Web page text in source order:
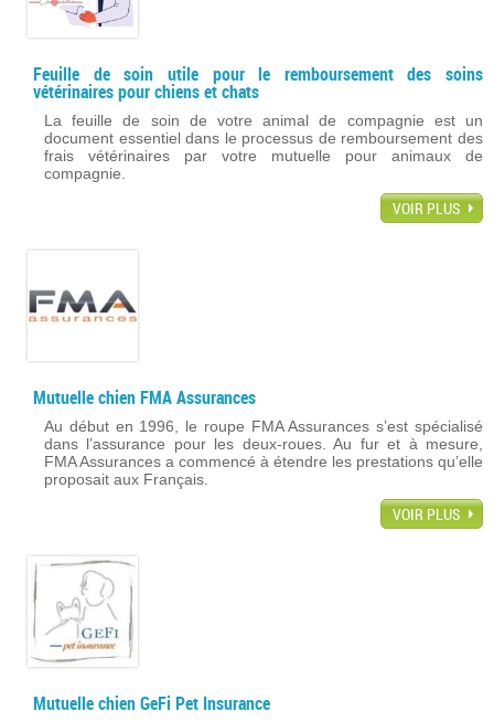
Feuille de soin utile pour le remboursement des soins
vétérinaires pour chiens et chats
La feuille de soin de votre animal de compagnie est un
document essentiel dans le processus de remboursement des
frais vétérinaires par votre mutuelle pour animaux de
compagnie.
VOIR PLUS
Mutuelle chien FMA Assurances
Au début en 1996, le roupe FMA Assurances s’est spécialisé
dans l’assurance pour les deux-roues. Au fur et à mesure,
FMA Assurances a commencé à étendre les prestations qu’elle
proposait aux Français.
VOIR PLUS
Mutuelle chien GeFi Pet Insurance